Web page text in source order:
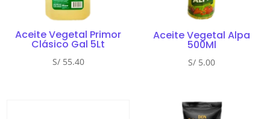
Aceite Vegetal Primor
Clásico Gal 5Lt
S/55.40
Aceite Vegetal Alpa
500Ml
S/ 5.00